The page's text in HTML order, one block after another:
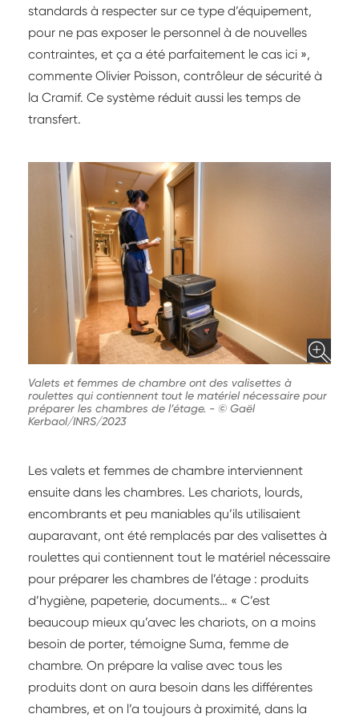
standards à respecter sur ce type d’équipement,
pour ne pas exposer le personnel à de nouvelles
contraintes, et ça a été parfaitement le cas ici »,
commente Olivier Poisson, contrôleur de sécurité à
la Cramif. Ce système réduit aussi les temps de
transfert.
Valets et femmes de chambre ont des valisettes à
roulettes qui contiennent tout le matériel nécessaire pour
préparer les chambres de l’étage. - © Gaël
Kerbaol/INRS/2023
Les valets et femmes de chambre interviennent
ensuite dans les chambres. Les chariots, lourds,
encombrants et peu maniables qu’ils utilisaient
auparavant, ont été remplacés par des valisettes à
roulettes qui contiennent tout le matériel nécessaire
pour préparer les chambres de l’étage : produits
d’hygiène, papeterie, documents… « C’est
beaucoup mieux qu’avec les chariots, on a moins
besoin de porter, témoigne Suma, femme de
chambre. On prépare la valise avec tous les
produits dont on aura besoin dans les différentes
chambres, et on l’a toujours à proximité, dans la